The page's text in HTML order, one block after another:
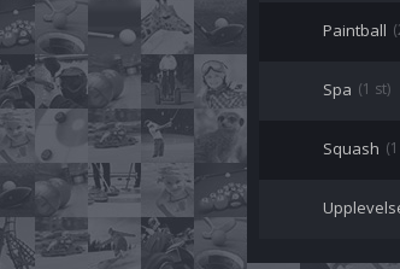
Paintball
Spa (1 st)
Squash